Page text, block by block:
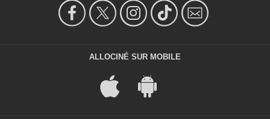
ALLOCINÉ SUR MOBILE